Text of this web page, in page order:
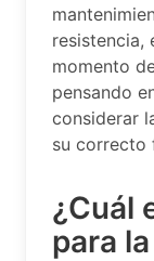
resistencia,
momento
pensando
considerar
su correcto
¿Cuál
para